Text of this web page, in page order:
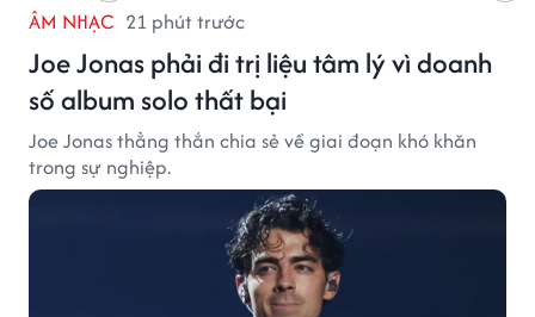
ÂM NHẠC 21 phút trước
Joe Jonas phải đi trị liệu tâm lý vì doanh
số album solo thất bại
Joe Jonas thẳng thắn chia sẻ về giai đoạn khó khăn
trong sự nghiệp.